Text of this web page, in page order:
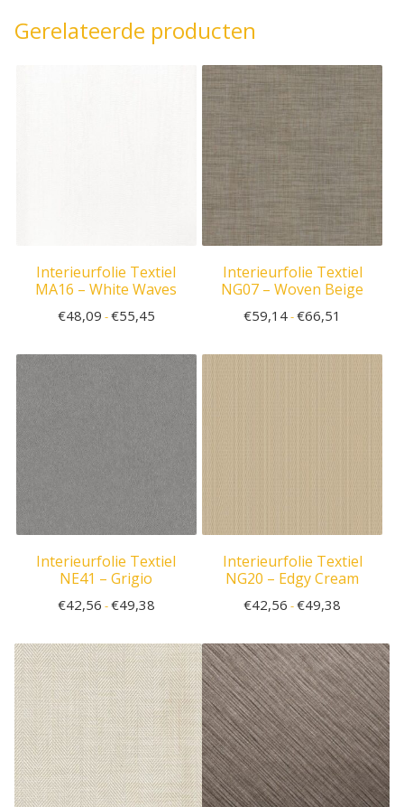
Gerelateerde producten
Interieurfolie Textiel
MA16 – White Waves
€48,09 -€55,45
Interieurfolie Textiel
NG07 – Woven Beige
€59,14-€66,51
Interieurfolie Textiel
NE41 – Grigio
€42,56 -€49,38
Interieurfolie Textiel
NG20 – Edgy Cream
€42,56 -€49,38